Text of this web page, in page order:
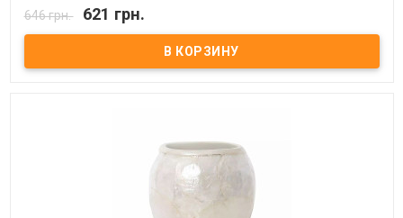
к падению) Упаковка: картонная коробка с пенопластом.
Производитель: Irya, Турция
646 грн. 621 грн.